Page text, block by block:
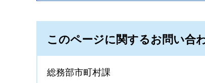
このページに関するお問い合
総務部市町村課